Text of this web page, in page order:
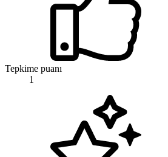
Tepkime puanı
1